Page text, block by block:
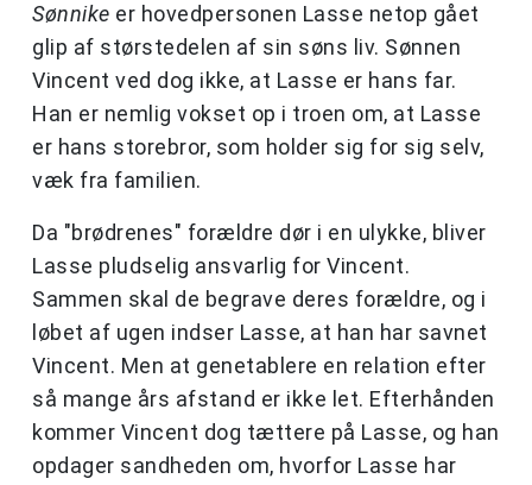
Sønnike er hovedpersonen Lasse netop gået
glip af størstedelen af sin søns liv. Sønnen
Vincent ved dog ikke, at Lasse er hans far.
Han er nemlig vokset op i troen om, at Lasse
er hans storebror, som holder sig for sig selv,
væk fra familien.
Da "brødrenes" forældre dør i en ulykke, bliver
Lasse pludselig ansvarlig for Vincent.
Sammen skal de begrave deres forældre, og i
løbet af ugen indser Lasse, at han har savnet
Vincent. Men at genetablere en relation efter
så mange års afstand er ikke let. Efterhånden
kommer Vincent dog tættere på Lasse, og han
opdager sandheden om, hvorfor Lasse har